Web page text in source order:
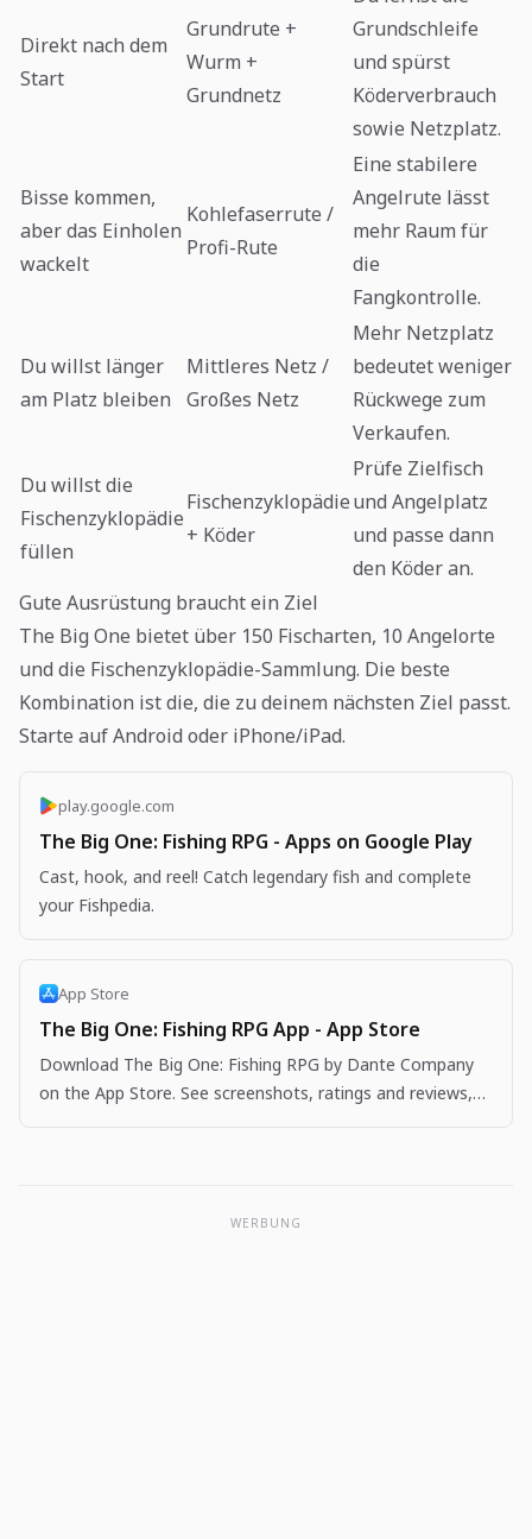
Direkt nach dem
Start
Grundrute +
Wurm +
Grundnetz
Grundschleife
und spürst
Köderverbrauch
sowie Netzplatz.
Bisse kommen,
aber das Einholen
wackelt
Kohlefaserrute /
Profi-Rute
Eine stabilere
Angelrute lässt
mehr Raum für
die
Fangkontrolle.
Du willst länger
am Platz bleiben
Mittleres Netz /
Großes Netz
Mehr Netzplatz
bedeutet weniger
Rückwege zum
Verkaufen.
Du willst die
Fischenzyklopädie
füllen
Fischenzyklopädie
+ Köder
Prüfe Zielfisch
und Angelplatz
und passe dann
den Köder an.
Gute Ausrüstung braucht ein Ziel
The Big One bietet über 150 Fischarten, 10 Angelorte
und die Fischenzyklopädie-Sammlung. Die beste
Kombination ist die, die zu deinem nächsten Ziel passt.
Starte auf Android oder iPhone/iPad.
play.google.com
The Big One: Fishing RPG - Apps on Google Play
Cast, hook, and reel! Catch legendary fish and complete
your Fishpedia.
App Store
The Big One: Fishing RPG App - App Store
Download The Big One: Fishing RPG by Dante Company
on the App Store. See screenshots, ratings and reviews,
WERBUNG